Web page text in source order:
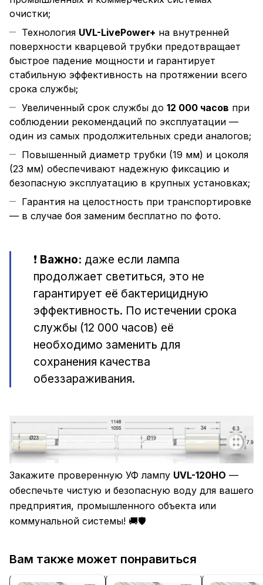
очистки;
Технология UVL-LivePower+ на внутренней
поверхности кварцевой трубки предотвращает
быстрое падение мощности и гарантирует
стабильную эффективность на протяжении всего
срока службы;
Увеличенный срок службы до 12 000 часов при
соблюдении рекомендаций по эксплуатации —
один из самых продолжительных среди аналогов;
Повышенный диаметр трубки (19 мм) и цоколя
(23 мм) обеспечивают надежную фиксацию и
безопасную эксплуатацию в крупных установках;
Гарантия на целостность при транспортировке
— в случае боя заменим бесплатно по фото.
❗ Важно: даже если лампа
продолжает светиться, это не
гарантирует её бактерицидную
эффективность. По истечении срока
службы (12 000 часов) её
необходимо заменить для
сохранения качества
обеззараживания.
Закажите проверенную УФ лампу UVL-120HO —
обеспечьте чистую и безопасную воду для вашего
предприятия, промышленного объекта или
коммунальной системы! 🚚🛡️
Вам также может понравиться